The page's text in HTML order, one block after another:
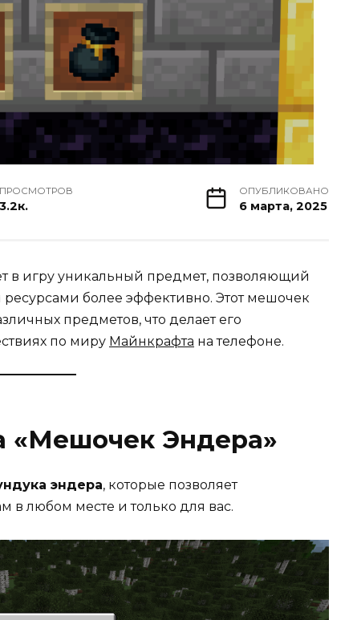
ПРОСМОТРОВ
3.2к.
ОПУБЛИКОВАНО
6 марта, 2025
в игру уникальный предмет, позволяющий
более эффективно. Этот мешочек
предметов, что делает его
по миру Майнкрафта на телефоне.
«Мешочек Эндера»
эндера, которые позволяет
в любом месте и только для вас.